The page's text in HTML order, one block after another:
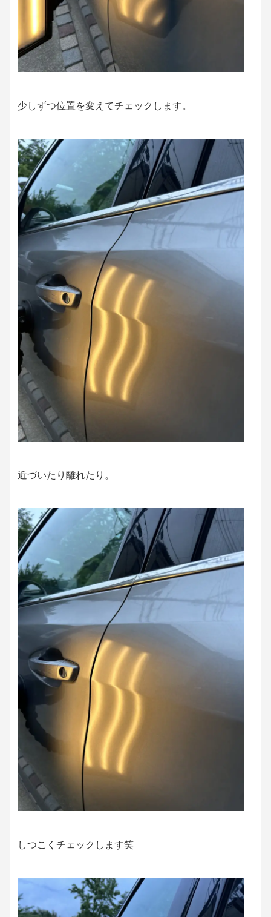
少しずつ位置を変えてチェックします。
近づいたり離れたり。
しつこくチェックします笑